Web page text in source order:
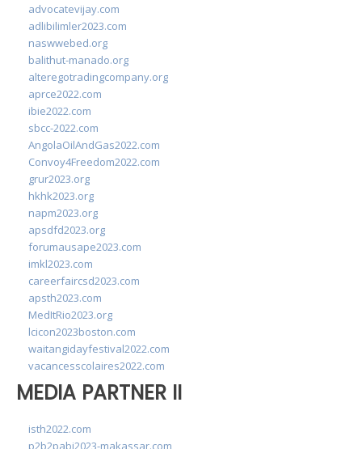
advocatevijay.com
adlibilimler2023.com
naswwebed.org
balithut-manado.org
alteregotradingcompany.org
aprce2022.com
ibie2022.com
sbcc-2022.com
AngolaOilAndGas2022.com
Convoy4Freedom2022.com
grur2023.org
hkhk2023.org
napm2023.org
apsdfd2023.org
forumausape2023.com
imkl2023.com
careerfaircsd2023.com
apsth2023.com
MedItRio2023.org
lcicon2023boston.com
waitangidayfestival2022.com
vacancesscolaires2022.com
MEDIA PARTNER II
isth2022.com
p2b2pabi2023-makassar.com